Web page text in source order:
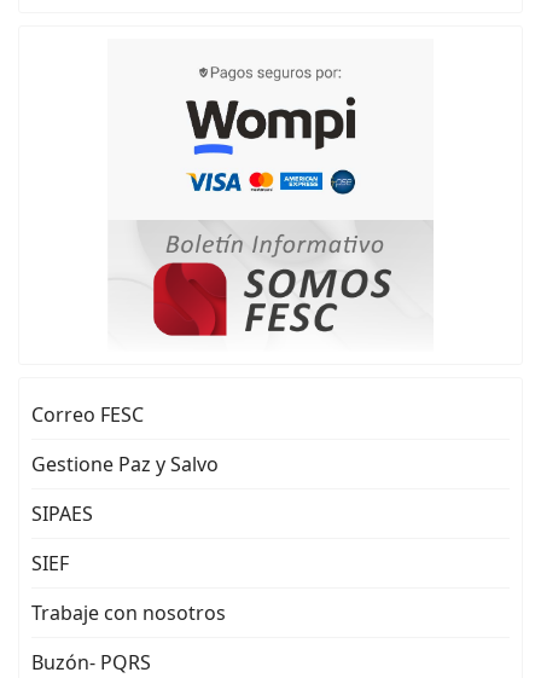
Correo FESC
Gestione Paz y Salvo
SIPAES
SIEF
Trabaje con nosotros
Buzón- PQRS